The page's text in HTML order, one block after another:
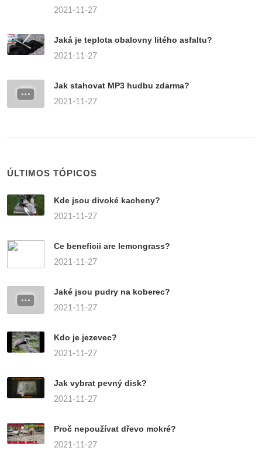
2021-11-27
Jaká je teplota obalovny litého asfaltu?
2021-11-27
Jak stahovat MP3 hudbu zdarma?
2021-11-27
ÚLTIMOS TÓPICOS
Kde jsou divoké kacheny?
2021-11-27
Ce beneficii are lemongrass?
2021-11-27
Jaké jsou pudry na koberec?
2021-11-27
Kdo je jezevec?
2021-11-27
Jak vybrat pevný disk?
2021-11-27
Proč nepoužívat dřevo mokré?
2021-11-27